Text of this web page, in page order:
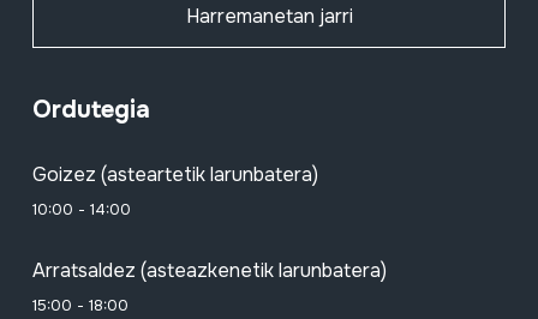
Harremanetan jarri
Ordutegia
Goizez (asteartetik larunbatera)
10:00 - 14:00
Arratsaldez (asteazkenetik larunbatera)
15:00 - 18:00